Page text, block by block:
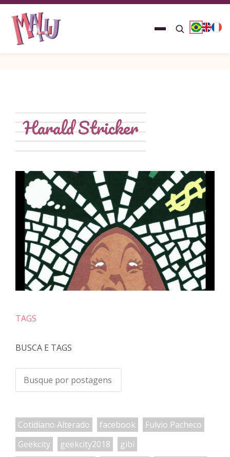
Harald Stricker
TAGS
BUSCA E TAGS
Cotidiano Alterado facebook
Fulvio Pacheco
Geekcity
geekcity2018
gibi